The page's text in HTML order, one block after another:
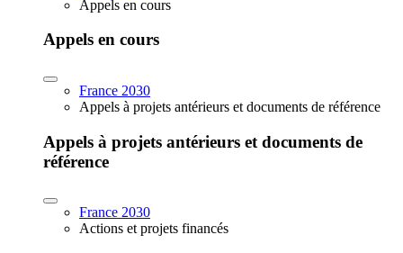
Appels en cours
Appels en cours
France 2030
Appels à projets antérieurs et documents de référence
Appels à projets antérieurs et documents de
référence
France 2030
Actions et projets financés